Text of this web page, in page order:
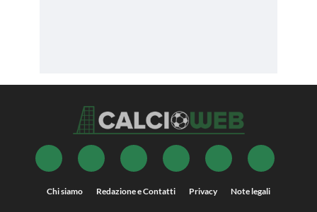
Chi siamo Redazione e Contatti Privacy Note legali